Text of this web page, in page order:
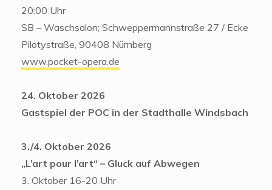
20:00 Uhr
SB – Waschsalon; Schweppermannstraße 27 / Ecke
Pilotystraße, 90408 Nürnberg
www.pocket-opera.de
24. Oktober 2026
Gastspiel der POC in der Stadthalle Windsbach
3./4. Oktober 2026
„L’art pour l’art“ – Gluck auf Abwegen
3. Oktober 16-20 Uhr